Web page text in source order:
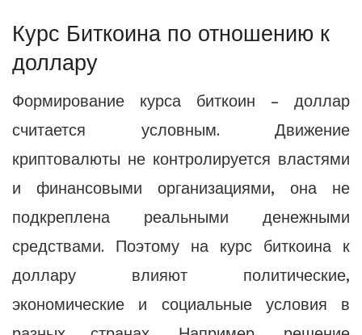
Курс Биткоина по отношению к
доллару
Формирование курса биткоин – доллар
считается условным. Движение
криптовалюты не контролируется властями
и финансовыми организациями, она не
подкреплена реальными денежными
средствами. Поэтому на курс биткоина к
доллару влияют политические,
экономические и социальные условия в